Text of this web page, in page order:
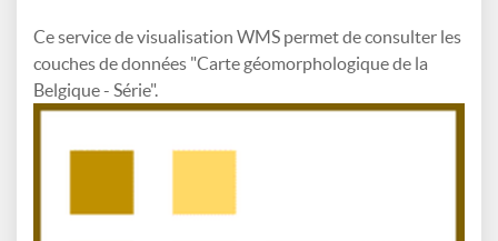
Ce service de visualisation WMS permet de consulter les
couches de données "Carte géomorphologique de la
Belgique - Série".